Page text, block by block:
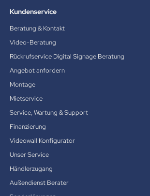
Kundenservice
Beratung & Kontakt
Video-Beratung
Rückrufservice Digital Signage Beratung
Angebot anfordern
Montage
Mietservice
Service, Wartung & Support
Finanzierung
Videowall Konfigurator
Unser Service
Händlerzugang
Außendienst Berater